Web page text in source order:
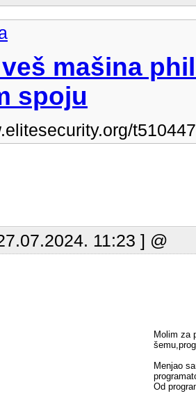
mašina
spoju
11:23 ] @
Molim za
Menjao
Od